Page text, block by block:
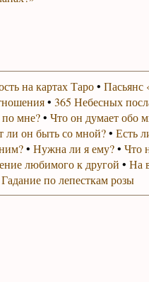
на картах Таро• Пасьянс
• 365 Небесных
мне?• Что он думает обо
ли он быть со мной?• Есть
• Нужна ли я ему?• Что
любимого к другой • На
Гадание по лепесткам розы